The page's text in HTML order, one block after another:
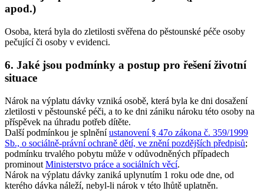
apod.)
Osoba, která byla do zletilosti svěřena do pěstounské péče osoby
pečující či osoby v evidenci.
6. Jaké jsou podmínky a postup pro řešení životní
situace
Nárok na výplatu dávky vzniká osobě, která byla ke dni dosažení
zletilosti v pěstounské péči, a to ke dni zániku nároku této osoby na
příspěvek na úhradu potřeb dítěte.
Další podmínkou je splněníustanovení § 47o zákona č. 359/1999
Sb., o sociálně-právní ochraně dětí, ve znění pozdějších předpisů;
podmínku trvalého pobytu může v odůvodněných případech
prominout Ministerstvo práce a sociálních věcí.
Nárok na výplatu dávky zaniká uplynutím 1 roku ode dne, od
kterého dávka náleží, nebyl-li nárok v této lhůtě uplatněn.